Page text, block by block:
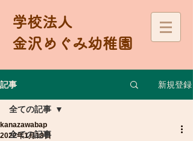
学校法人
金沢めぐみ幼稚園
記事 新規登録
全ての記事
全ての記事
kanazawabap
2022年1月18日